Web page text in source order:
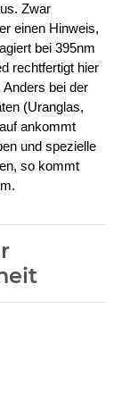
Zwar
einen Hinweis,
bei 395nm
rechtfertigt hier
bei der
(Uranglas,
ankommt
und spezielle
so kommt